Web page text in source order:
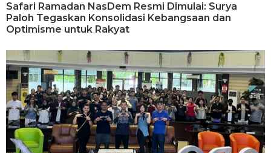
Safari Ramadan NasDem Resmi Dimulai: Surya
Paloh Tegaskan Konsolidasi Kebangsaan dan
Optimisme untuk Rakyat